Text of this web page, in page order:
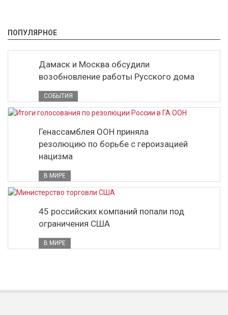
ПОПУЛЯРНОЕ
Дамаск и Москва обсудили
возобновление работы Русского дома
СОБЫТИЯ
Генассамблея ООН приняла
резолюцию по борьбе с героизацией
нацизма
В МИРЕ
45 российских компаний попали под
ограничения США
В МИРЕ